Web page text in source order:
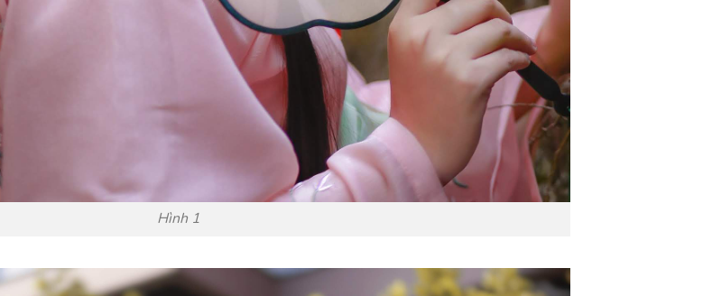
Hình 1